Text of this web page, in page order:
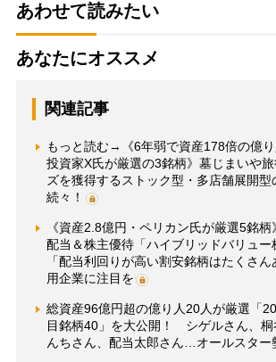
あわせて読みたい
あなたにオススメ
関連記事
もっと読む→《6年弱で資産178倍の億
投資家X氏が厳選の3銘柄》墓じまいや
ズを獲得するストック型・多店舗展開型
続々！
《資産2.8億円・ペリカン氏が厳選5銘
配当＆株主優待「ハイブリッドバリュ
「配当利回りが高い割安銘柄はたくさ
用企業に注目を
総資産96億円超の億り人20人が厳選「
目銘柄40」を大公開！ シゲルさん、桐
んちさん、配当太郎さん…オールスター